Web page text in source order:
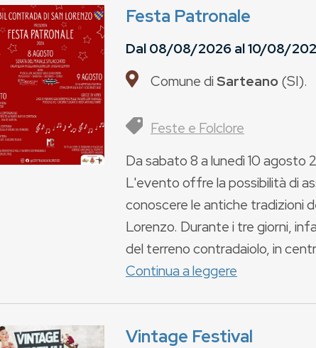
Festa Patronale
Dal08/08/2026al10/08/
Comune diSarteano(SI).
Feste e Folclore
Da sabato 8 a lunedì 10 agosto
L'evento offre la possibilità di
conoscere le antiche tradizioni
Lorenzo. Durante i tre giorni,
del terreno contradaiolo, in
Continua a leggere
Vintage Festival